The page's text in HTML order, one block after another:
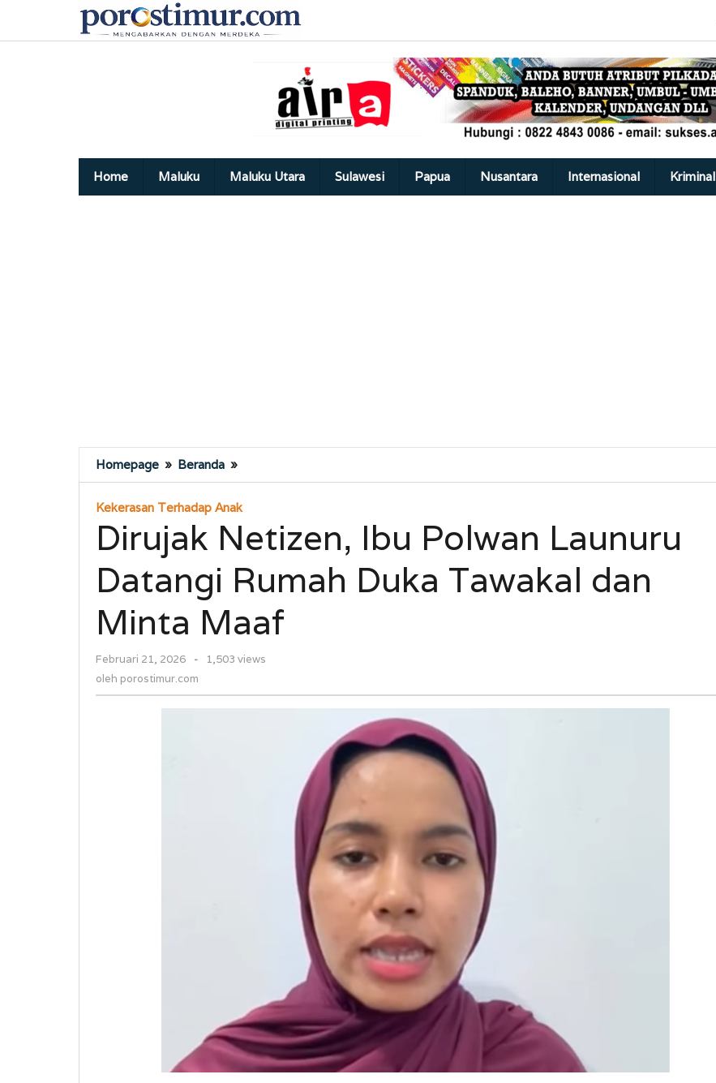
konten
Home Maluku Maluku Utara Sulawesi Papua Nusantara Internasional Kriminal
Homepage » Beranda »
Netizen,
Polwan
Launuru
Datangi
Rumah
Duka
Tawakal
dan
Maaf
Kekerasan Terhadap Anak
Dirujak Netizen, Ibu Polwan Launuru
Datangi Rumah Duka Tawakal dan
Minta Maaf
Februari 21, 2026
oleh
-
1,503 views
oleh porostimur.com